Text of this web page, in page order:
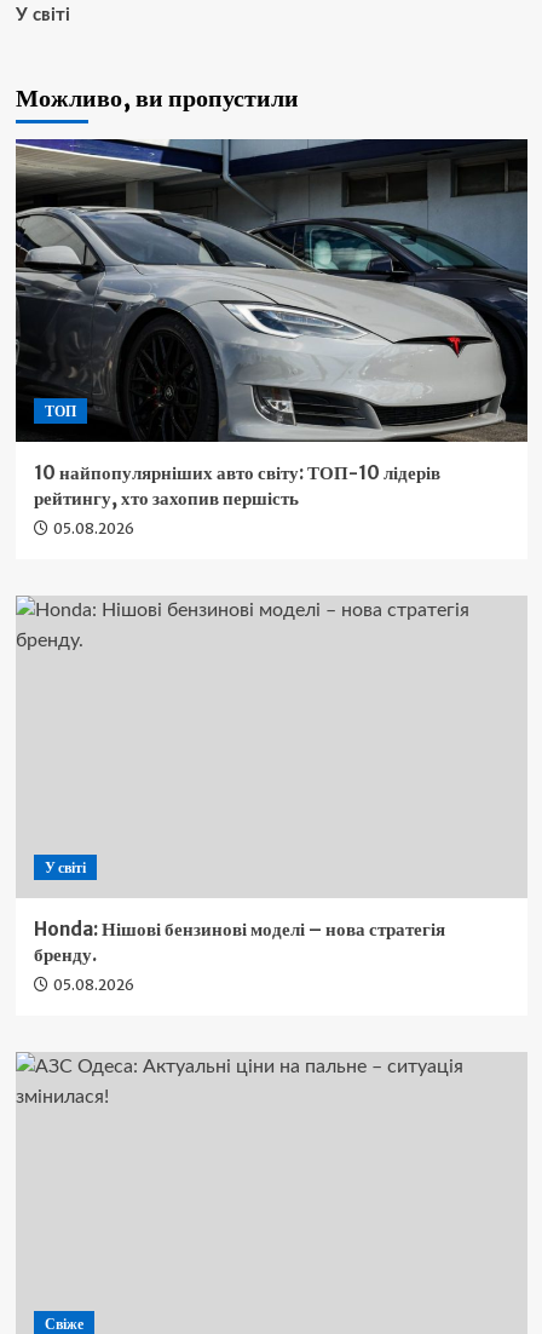
У світі
Можливо, ви пропустили
ТОП
10 найпопулярніших авто світу: ТОП-10 лідерів
рейтингу, хто захопив першість
05.08.2026
У світі
Honda: Нішові бензинові моделі – нова стратегія
бренду.
05.08.2026
Свіже